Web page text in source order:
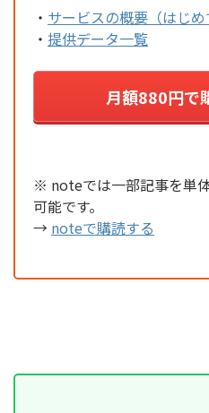
・ サービスの概要（はじめ
・ 提供データ一覧
月額880円で
※ noteでは一部記事を単
可能です。
→ noteで購読する